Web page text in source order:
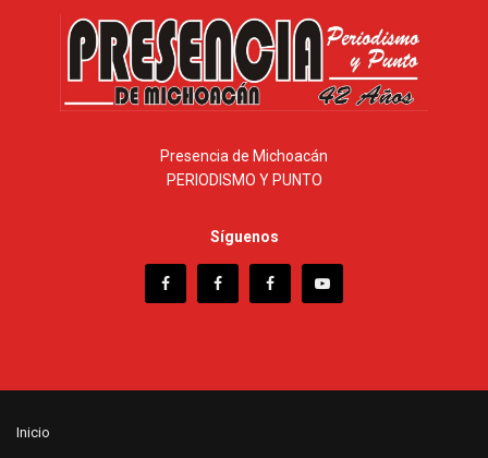
Presencia de Michoacán
PERIODISMO Y PUNTO
Síguenos
Inicio